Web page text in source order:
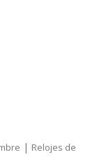
| Relojes de